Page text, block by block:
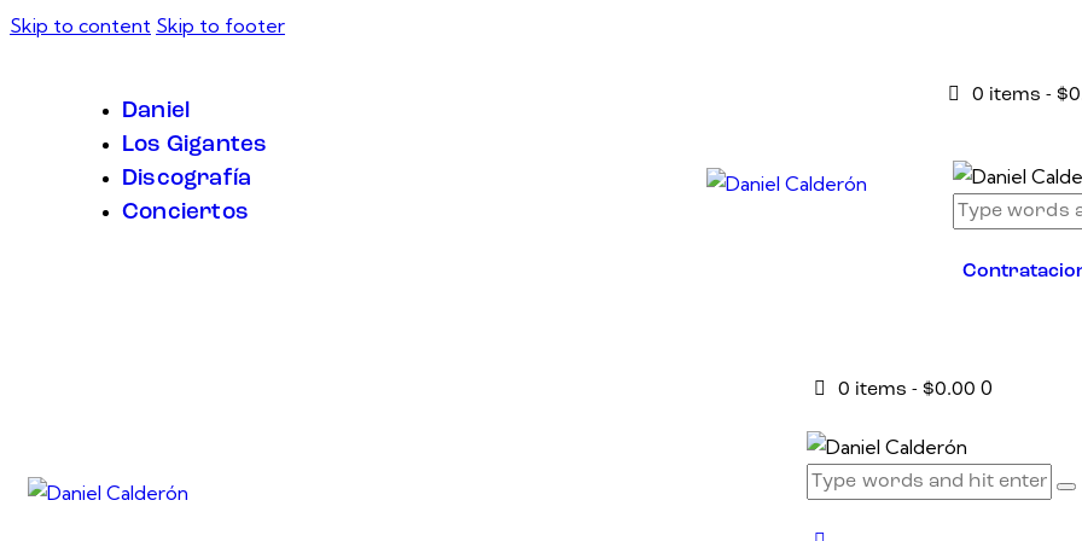
Skip to content Skip to footer
Daniel
Los Gigantes
Discografía
Conciertos
0 items -
0 items - $0.00 0